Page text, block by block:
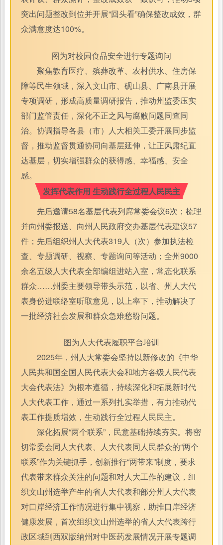
突出问题整改到位并开展“回头看”确保整改成效，群
众满意度达100%。
图为对校园食品安全进行专题询问
聚焦教育医疗、殡葬改革、农村供水、住房保
障等民生领域，深入文山市、砚山县、广南县开展
专项调研，形成高质量调研报告，推动州监委压实
部门监管责任，深化不正之风与腐败问题同查同
治。协调指导各县（市）人大相关工委开展同步监
督，推动监督贯通协同向基层延伸，让正风肃纪直
达基层，切实增强群众的获得感、幸福感、安全
感。
发挥代表作用 生动践行全过程人民民主
先后邀请58名基层代表列席常委会议6次；梳理
并向州委报送、向州人民政府交办基层代表建议57
件；先后组织州人大代表319人（次）参加执法检
查、专题调研、视察、专题询问等活动；全州9000
余名五级人大代表全部编组进站入室，常态化联系
群众……州委主要领导带头示范，以省、州人大代
表身份进联络室听取意见，以上率下，推动解决了
一批经济社会发展和群众急难愁盼问题。
图为人大代表履职平台培训
2025年，州人大常委会坚持以新修改的《中华
人民共和国全国人民代表大会和地方各级人民代表
大会代表法》为根本遵循，持续深化和拓展新时代
人大代表工作，通过一系列扎实举措，有力推动代
表工作提质增效，生动践行全过程人民民主。
深化拓展“两个联系”，民意基础持续夯实。将密
切常委会同人大代表、人大代表同人民群众的“两个
联系”作为关键抓手，创新推行“两带来”制度，要求
代表带来群众关注的问题和对人大工作的建议，组
织文山州选举产生的省人大代表和部分州人大代表
对口岸经济工作情况进行集中视察，助推口岸经济
健康发展，首次组织文山州选举的省人大代表跨行
政区域到西双版纳州对中医药发展情况开展专题调